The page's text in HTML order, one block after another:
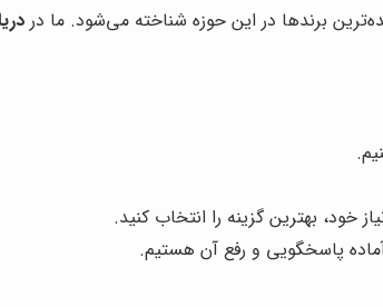
برندها در این حوزه شناخته می‌شود. ما در
خود، بهترین گزینه را انتخاب کنید.
پاسخگویی و رفع آن هستیم.